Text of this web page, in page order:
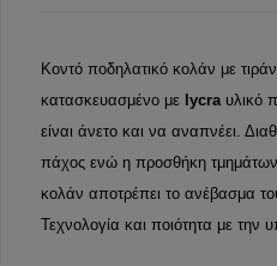
Κοντό ποδηλατικό κολάν με
κατασκευασμένο με lycra υλικό
είναι άνετο και να αναπνέει.
πάχος ενώ η προσθήκη τμημάτων
κολάν αποτρέπει το ανέβασμα
Τεχνολογία και ποιότητα με την